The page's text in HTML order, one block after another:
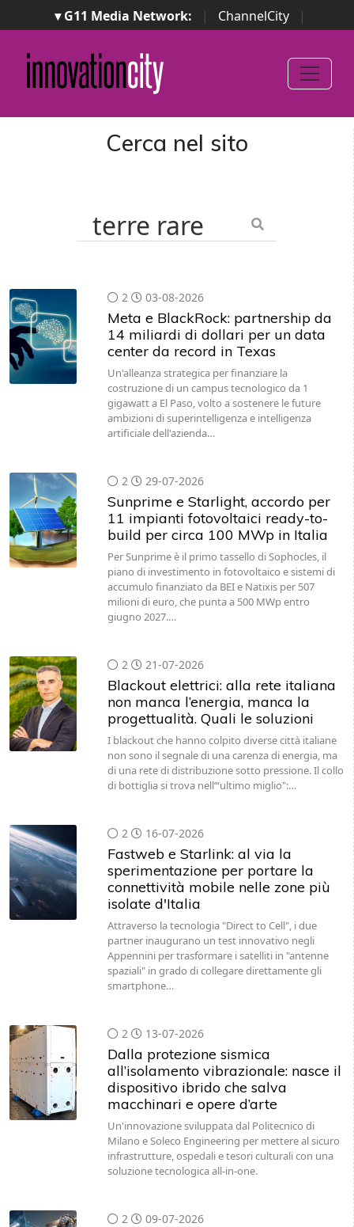
▾ G11 Media Network: | ChannelCity
|
ImpresaCity | SecurityOpenLab | Italian Channel
Awards
Italian Project Awards
Italian Security
Awards
Cerca nel sito
2 03-08-2026
Meta e BlackRock: partnership da
14 miliardi di dollari per un data
center da record in Texas
Un'alleanza strategica per finanziare la
costruzione di un campus tecnologico da 1
gigawatt a El Paso, volto a sostenere le future
ambizioni di superintelligenza e intelligenza
artificiale dell'azienda…
2 29-07-2026
Sunprime e Starlight, accordo per
11 impianti fotovoltaici ready-to-
build per circa 100 MWp in Italia
Per Sunprime è il primo tassello di Sophocles, il
piano di investimento in fotovoltaico e sistemi di
accumulo finanziato da BEI e Natixis per 507
milioni di euro, che punta a 500 MWp entro
giugno 2027.…
2 21-07-2026
Blackout elettrici: alla rete italiana
non manca l’energia, manca la
progettualità. Quali le soluzioni
I blackout che hanno colpito diverse città italiane
non sono il segnale di una carenza di energia, ma
di una rete di distribuzione sotto pressione. Il collo
di bottiglia si trova nell’“ultimo miglio":…
2 16-07-2026
Fastweb e Starlink: al via la
sperimentazione per portare la
connettività mobile nelle zone più
isolate d'Italia
Attraverso la tecnologia "Direct to Cell", i due
partner inaugurano un test innovativo negli
Appennini per trasformare i satelliti in "antenne
spaziali" in grado di collegare direttamente gli
smartphone…
2 13-07-2026
Dalla protezione sismica
all’isolamento vibrazionale: nasce il
dispositivo ibrido che salva
macchinari e opere d’arte
Un'innovazione sviluppata dal Politecnico di
Milano e Soleco Engineering per mettere al sicuro
infrastrutture, ospedali e tesori culturali con una
soluzione tecnologica all-in-one.
2 09-07-2026